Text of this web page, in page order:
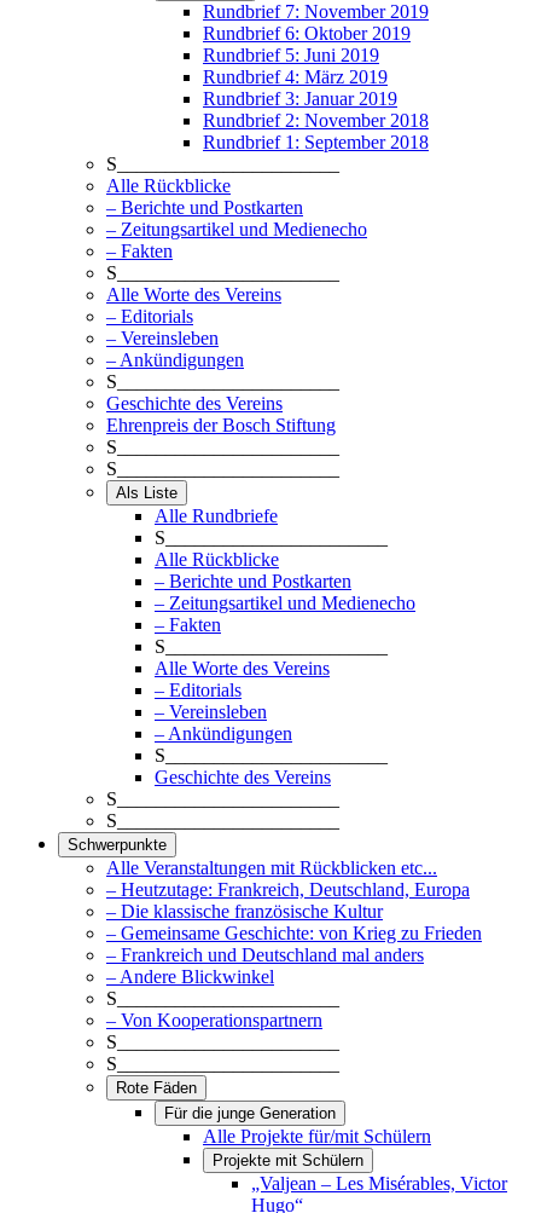
Rundbrief 7: November 2019
Rundbrief 6: Oktober 2019
Rundbrief 5: Juni 2019
Rundbrief 4: März 2019
Rundbrief 3: Januar 2019
Rundbrief 2: November 2018
Rundbrief 1: September 2018
S_______________________
Alle Rückblicke
– Berichte und Postkarten
– Zeitungsartikel und Medienecho
– Fakten
S_______________________
Alle Worte des Vereins
– Editorials
– Vereinsleben
– Ankündigungen
S_______________________
Geschichte des Vereins
Ehrenpreis der Bosch Stiftung
S_______________________
S_______________________
Als Liste
Alle Rundbriefe
S_______________________
Alle Rückblicke
– Berichte und Postkarten
– Zeitungsartikel und Medienecho
– Fakten
S_______________________
Alle Worte des Vereins
– Editorials
– Vereinsleben
– Ankündigungen
S_______________________
Geschichte des Vereins
S_______________________
S_______________________
Schwerpunkte
Alle Veranstaltungen mit Rückblicken etc...
– Heutzutage: Frankreich, Deutschland, Europa
– Die klassische französische Kultur
– Gemeinsame Geschichte: von Krieg zu Frieden
– Frankreich und Deutschland mal anders
– Andere Blickwinkel
S_______________________
– Von Kooperationspartnern
S_______________________
S_______________________
Rote Fäden
Für die junge Generation
Alle Projekte für/mit Schülern
Projekte mit Schülern
„Valjean – Les Misérables, Victor
Hugo“